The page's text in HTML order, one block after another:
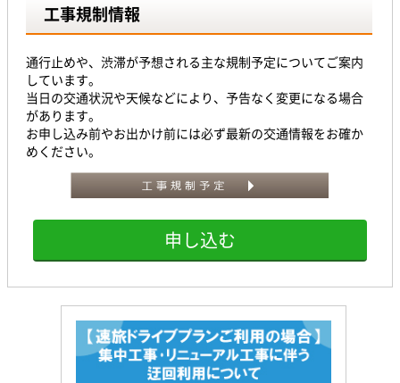
工事規制情報
通行止めや、渋滞が予想される主な規制予定についてご案内
しています。
当日の交通状況や天候などにより、予告なく変更になる場合
があります。
お申し込み前やお出かけ前には必ず最新の交通情報をお確か
めください。
申し込む